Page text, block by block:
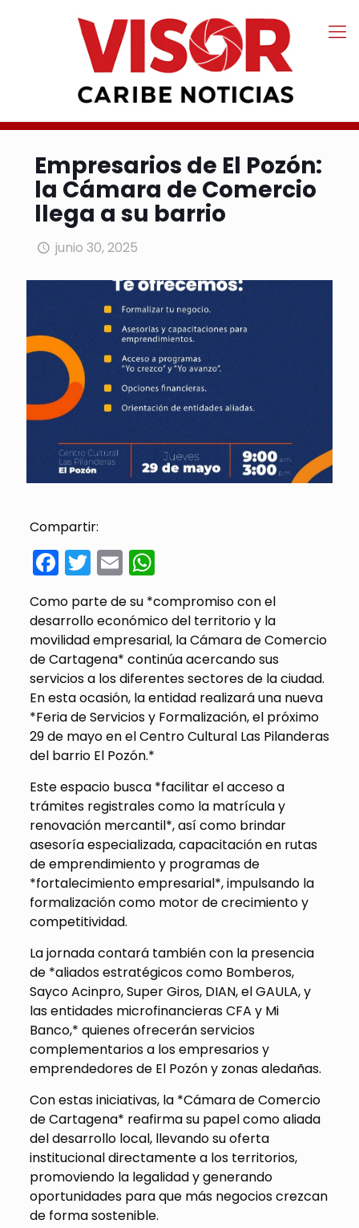
Empresarios de El Pozón:
la Cámara de Comercio
llega a su barrio
junio 30, 2025
Compartir:
Facebook
Twitter
EmailWhatsApp
Como parte de su *compromiso con el
desarrollo económico del territorio y la
movilidad empresarial, la Cámara de Comercio
de Cartagena* continúa acercando sus
servicios a los diferentes sectores de la ciudad.
En esta ocasión, la entidad realizará una nueva
*Feria de Servicios y Formalización, el próximo
29 de mayo en el Centro Cultural Las Pilanderas
del barrio El Pozón.*
Este espacio busca *facilitar el acceso a
trámites registrales como la matrícula y
renovación mercantil*, así como brindar
asesoría especializada, capacitación en rutas
de emprendimiento y programas de
*fortalecimiento empresarial*, impulsando la
formalización como motor de crecimiento y
competitividad.
La jornada contará también con la presencia
de *aliados estratégicos como Bomberos,
Sayco Acinpro, Super Giros, DIAN, el GAULA, y
las entidades microfinancieras CFA y Mi
Banco,* quienes ofrecerán servicios
complementarios a los empresarios y
emprendedores de El Pozón y zonas aledañas.
Con estas iniciativas, la *Cámara de Comercio
de Cartagena* reafirma su papel como aliada
del desarrollo local, llevando su oferta
institucional directamente a los territorios,
promoviendo la legalidad y generando
oportunidades para que más negocios crezcan
de forma sostenible.